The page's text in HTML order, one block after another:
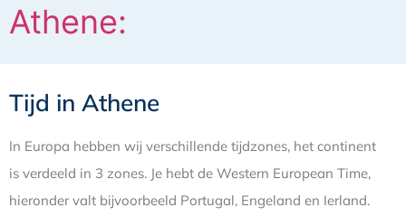
Athene:
Tijd in Athene
In Europa hebben wij verschillende tijdzones, het continent
is verdeeld in 3 zones. Je hebt de Western European Time,
hieronder valt bijvoorbeeld Portugal, Engeland en Ierland.